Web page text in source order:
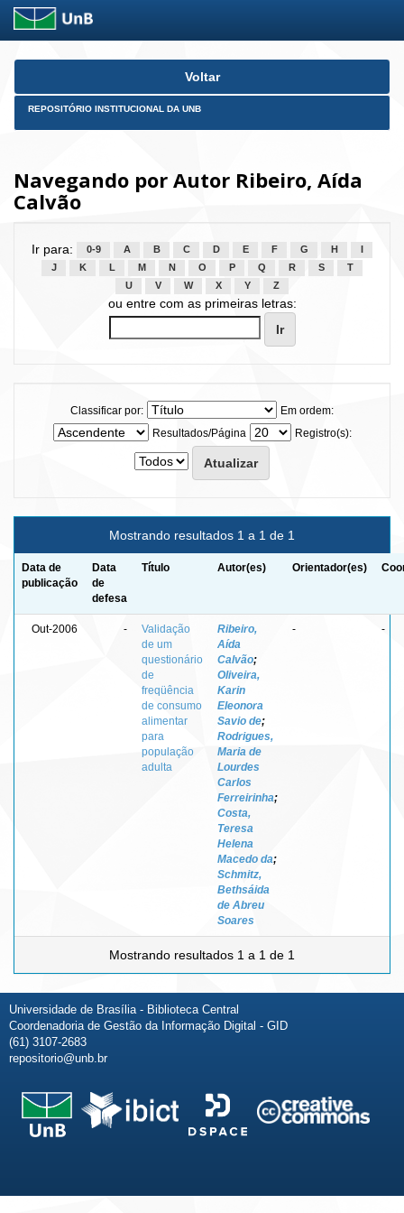
Skip
Voltar
REPOSITÓRIO INSTITUCIONAL DA UNB
Navegando por Autor Ribeiro, Aída
Calvão
Ir para: 0-9 A B C D E F G H
J
K L M N O P Q R S
T
U
V W X Y Z
ou entre com as primeiras letras:
Classificar por:
Em ordem:
Resultados/Página
Registro(s):
Mostrando resultados 1 a 1 de 1
Data de
publicação
Data
de
defesa
Título Autor(es) Orientador(es)
Out-2006 -
Validação
de um
questionário
de
freqüência
de consumo
alimentar
para
população
adulta
Ribeiro,
Aída
Calvão;
Oliveira,
Karin
Eleonora
Savio de;
Rodrigues,
Maria de
Lourdes
Carlos
Ferreirinha;
Costa,
Teresa
Helena
Macedo da;
Schmitz,
Bethsáida
de Abreu
Soares
- -
Mostrando resultados 1 a 1 de 1
Universidade de Brasília - Biblioteca Central
Coordenadoria de Gestão da Informação Digital - GID
(61) 3107-2683
repositorio@unb.br